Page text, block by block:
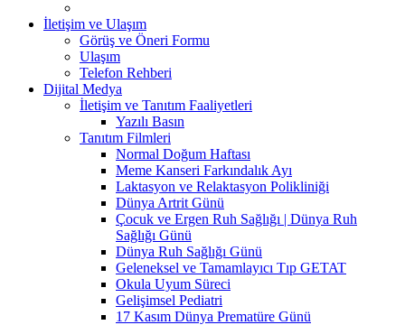
İletişim ve Ulaşım
Görüş ve Öneri Formu
Ulaşım
Telefon Rehberi
Dijital Medya
İletişim ve Tanıtım Faaliyetleri
Yazılı Basın
Tanıtım Filmleri
Normal Doğum Haftası
Meme Kanseri Farkındalık Ayı
Laktasyon ve Relaktasyon Polikliniği
Dünya Artrit Günü
Çocuk ve Ergen Ruh Sağlığı | Dünya Ruh
Sağlığı Günü
Dünya Ruh Sağlığı Günü
Geleneksel ve Tamamlayıcı Tıp GETAT
Okula Uyum Süreci
Gelişimsel Pediatri
17 Kasım Dünya Prematüre Günü